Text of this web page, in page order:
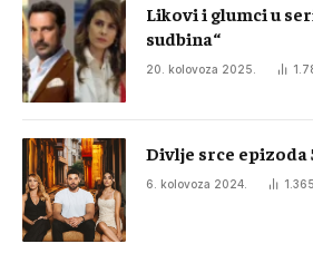
Likovi i glumci u
sudbina“
20. kolovoza 2025.
Divlje srce epizoda
6. kolovoza 2024. 1.365